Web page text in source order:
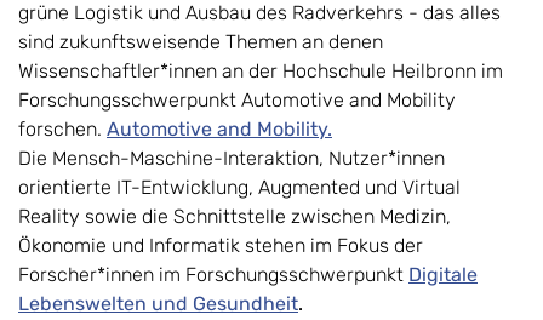
grüne Logistik und Ausbau des Radverkehrs - das alles
sind zukunftsweisende Themen an denen
Wissenschaftler*innen an der Hochschule Heilbronn im
Forschungsschwerpunkt Automotive and Mobility
forschen. Automotive and Mobility.
Die Mensch-Maschine-Interaktion, Nutzer*innen
orientierte IT-Entwicklung, Augmented und Virtual
Reality sowie die Schnittstelle zwischen Medizin,
Ökonomie und Informatik stehen im Fokus der
Forscher*innen im Forschungsschwerpunkt Digitale
Lebenswelten und Gesundheit.